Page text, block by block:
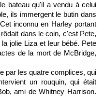
bateau qu'il a vendu à celui
ils immergent le butin dans
inconnu en Harley portant
dans le coin, c'est Pete,
jolie Liza et leur bébé. Pete
de la mort de McBridge,
par les quatre complices, qui
un rouquin, qui était
ami de Whitney Harrison.